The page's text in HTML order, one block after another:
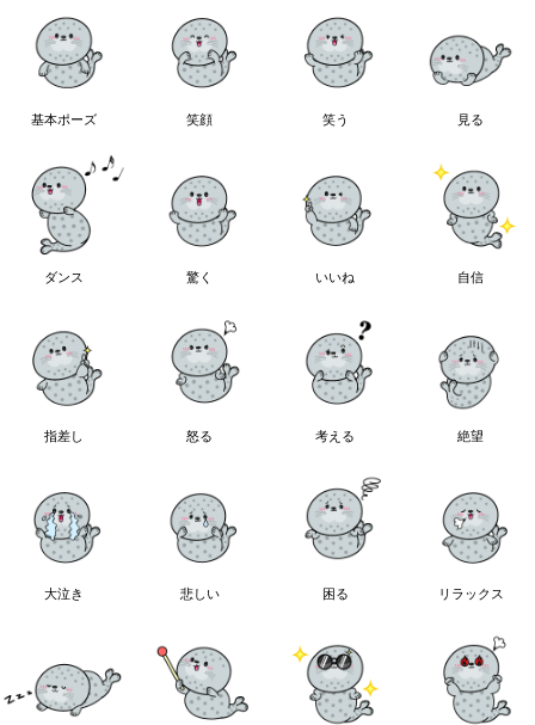
基本ポーズ 笑顔 笑う 見る
ダンス 驚く いいね 自信
指差し 怒る 考える 絶望
大泣き 悲しい 困る リラックス